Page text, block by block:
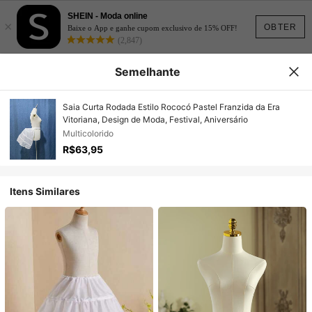
OBTER
×
SHEIN - Moda online
Baixe o App e ganhe cupom exclusivo de 15% OFF!
(2,847)
Semelhante
Saia Curta Rodada Estilo Rococó Pastel Franzida da Era
Vitoriana, Design de Moda, Festival, Aniversário
Multicolorido
R$63,95
Itens Similares